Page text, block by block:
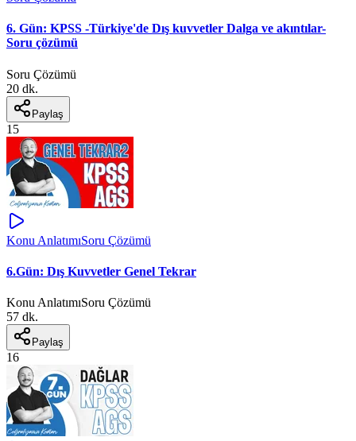
6. Gün: KPSS -Türkiye'de Dış kuvvetler Dalga ve akıntılar-
Soru çözümü
Soru Çözümü
20 dk.
Paylaş
15
Konu AnlatımıSoru Çözümü
6.Gün: Dış Kuvvetler Genel Tekrar
Konu AnlatımıSoru Çözümü
57 dk.
Paylaş
16